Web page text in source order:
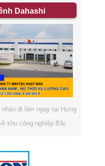
Dahashi
nhân đi làm ngay tại Hưng
khu công nghiệp Bắc
nữ Việt Nam giành ngôi